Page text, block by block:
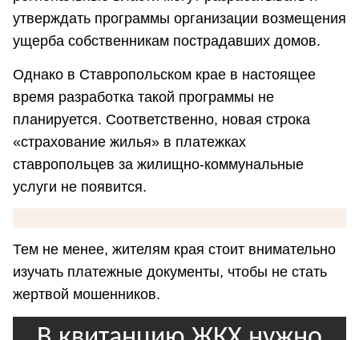
утверждать программы организации возмещения
ущерба собственникам пострадавших домов.
Однако в Ставропольском крае в настоящее
время разработка такой программы не
планируется. Соответственно, новая строка
«страхование жилья» в платежках
ставропольцев за жилищно-коммунальные
услуги не появится.
Тем не менее, жителям края стоит внимательно
изучать платежные документы, чтобы не стать
жертвой мошенников.